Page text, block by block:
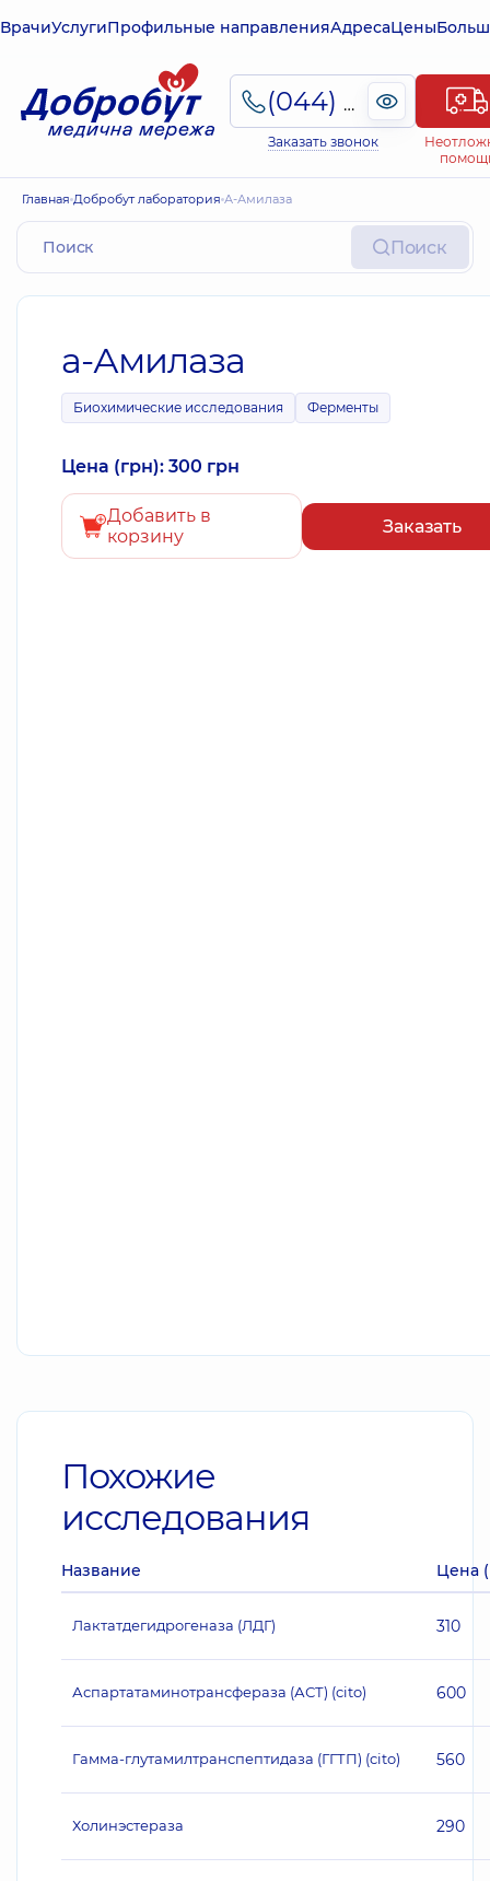
ВрачиУслугиПрофильные направленияАдресаЦены
(044) 495-2-888
Заказать звонок
Главная Добробут лаборатория а-Амилаза
Поиск
а-Амилаза
Биохимические исследования Ферменты
Цена (грн): 300 грн
Добавить в
корзину
Заказать
Похожие
исследования
Название Цена
Лактатдегидрогеназа (ЛДГ) 310
Аспартатаминотрансфераза (АСТ) (cito) 600
Гамма-глутамилтранспептидаза (ГГТП) (cito) 560
Холинэстераза 290